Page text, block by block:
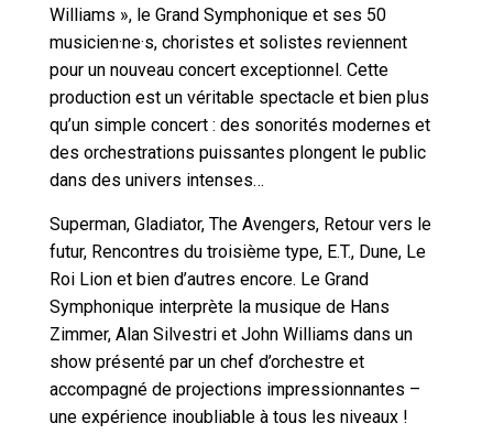
Williams », le Grand Symphonique et ses 50
musicien·ne·s, choristes et solistes reviennent
pour un nouveau concert exceptionnel. Cette
production est un véritable spectacle et bien plus
qu’un simple concert : des sonorités modernes et
des orchestrations puissantes plongent le public
dans des univers intenses…
Superman, Gladiator, The Avengers, Retour vers le
futur, Rencontres du troisième type, E.T., Dune, Le
Roi Lion et bien d’autres encore. Le Grand
Symphonique interprète la musique de Hans
Zimmer, Alan Silvestri et John Williams dans un
show présenté par un chef d’orchestre et
accompagné de projections impressionnantes –
une expérience inoubliable à tous les niveaux !